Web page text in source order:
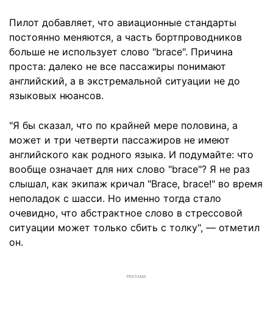
Пилот добавляет, что авиационные стандарты
постоянно меняются, а часть бортпроводников
больше не использует слово "brace". Причина
проста: далеко не все пассажиры понимают
английский, а в экстремальной ситуации не до
языковых нюансов.
"Я бы сказал, что по крайней мере половина, а
может и три четверти пассажиров не имеют
английского как родного языка. И подумайте: что
вообще означает для них слово "brace"? Я не раз
слышал, как экипаж кричал "Brace, brace!" во время
неполадок с шасси. Но именно тогда стало
очевидно, что абстрактное слово в стрессовой
ситуации может только сбить с толку", — отметил
он.
РЕКЛАМА